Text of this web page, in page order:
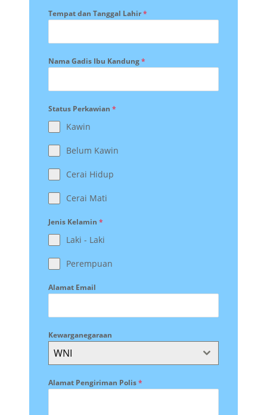
Tempat dan Tanggal Lahir*
Nama Gadis Ibu Kandung*
Status Perkawian *
Kawin
Belum Kawin
Cerai Hidup
Cerai Mati
Jenis Kelamin *
Laki - Laki
Perempuan
Alamat Email
Kewarganegaraan
WNI
Alamat Pengiriman Polis*